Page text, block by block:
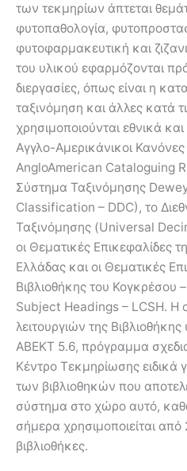
των τεκμηρίων άπτεται
φυτοπαθολογία,
φυτοφαρμακευτική και
του υλικού εφαρμόζονται
διεργασίες, όπως είναι η
ταξινόμηση και άλλες κατά
χρησιμοποιούνται εθνικά
Αγγλο-Αμερικάνικοι
AngloAmerican Cataloguing
Σύστημα Ταξινόμησης
Classification – DDC), το
Ταξινόμησης (Universal
οι Θεματικές Επικεφαλίδες
Ελλάδας και οι Θεματικές
Βιβλιοθήκης του
Subject Headings – LCSH. Η
λειτουργιών της Βιβλιοθήκης
ΑΒΕΚΤ 5.6, πρόγραμμα
Κέντρο Τεκμηρίωσης ειδικά
των βιβλιοθηκών που
σύστημα στο χώρο αυτό,
σήμερα χρησιμοποιείται
βιβλιοθήκες.